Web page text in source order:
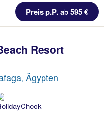
Preis p.P. ab 595 €
Resort
Ägypten